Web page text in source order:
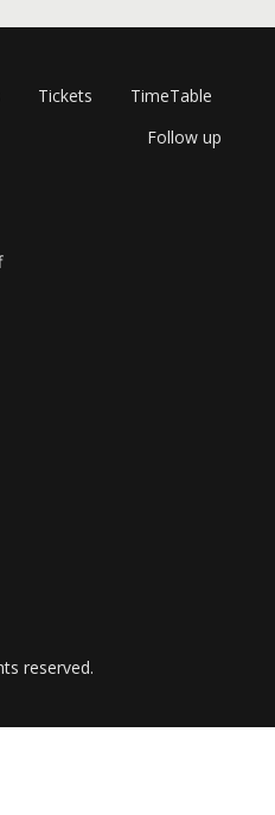
Tickets
TimeTable
Follow up
reserved.